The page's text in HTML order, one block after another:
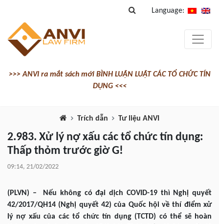
Language:
>>> ANVI ra mắt sách mới BÌNH LUẬN LUẬT CÁC TỔ CHỨC TÍN
DỤNG <<<
Trích dẫn Tư liệu ANVI
2.983. Xử lý nợ xấu các tổ chức tín dụng:
Thấp thỏm trước giờ G!
09:14, 21/02/2022
(PLVN) – Nếu không có đại dịch COVID-19 thì Nghị quyết
42/2017/QH14 (Nghị quyết 42) của Quốc hội về thí điểm xử
lý nợ xấu của các tổ chức tín dụng (TCTD) có thể sẽ hoàn